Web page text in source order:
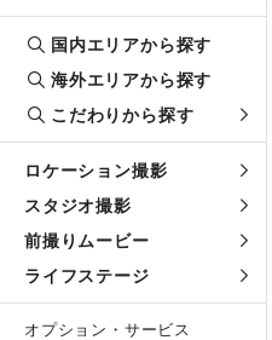
国内エリアから探す
海外エリアから探す
こだわりから探す
ロケーション撮影
スタジオ撮影
前撮りムービー
ライフステージ
オプション・サービス